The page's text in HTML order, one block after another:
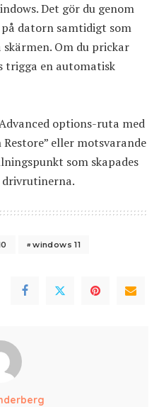
Det gör du genom
datorn samtidigt som
skärmen. Om du prickar
trigga en automatisk
options-ruta med
eller motsvarande
som skapades
windows 11